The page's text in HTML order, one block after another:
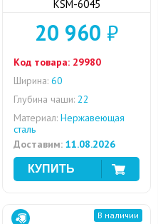
KSM-6045
20 960 ₽
Код товара: 29980
Ширина: 60
Глубина чаши: 22
Материал: Нержавеющая
сталь
Доставим: 11.08.2026
В наличии